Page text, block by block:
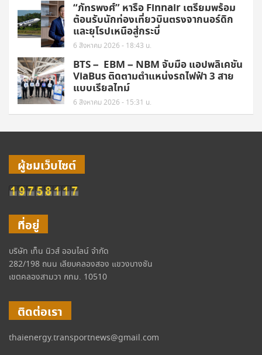
“ภัทรพงศ์” หารือ Finnair เตรียมพร้อม
ต้อนรับนักท่องเที่ยวบินตรงจากนอร์ดิก
และยุโรปเหนือสู่กระบี่
6 สิงหาคม 2026 - 18:43 น.
BTS – EBM – NBM จับมือ แอปพลิเคชัน
ViaBus ติดตามตำแหน่งรถไฟฟ้า 3 สาย
แบบเรียลไทม์
6 สิงหาคม 2026 - 15:31 น.
ผู้ชมเว็บไซต์
ที่อยู่
บริษัท เท็น นิวส์ ออนไลน์ จำกัด
282/198 ถนน เลียบคลองสอง แขวงบางชัน
เขตคลองสามวา กทม. 10510
ติดต่อเรา
thaienergy.transportnews@gmail.com